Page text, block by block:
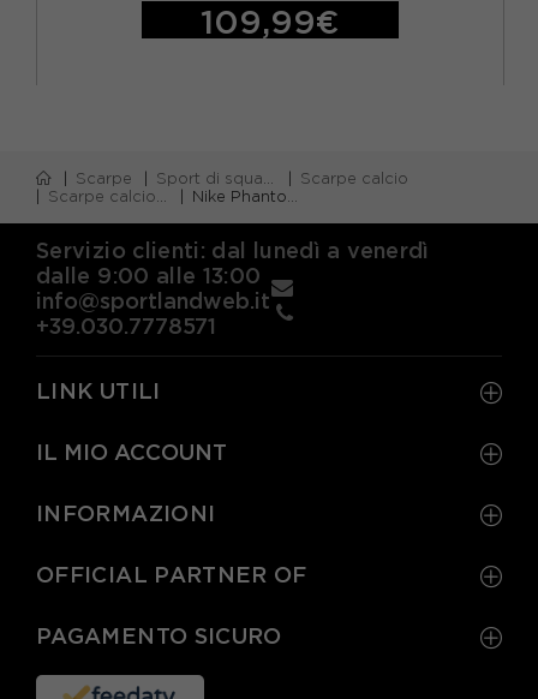
109,99€
Scarpe Sport di squadra
Scarpe calcio
Scarpe calcio firm ground (fg)
Nike Phantom 6 High Pro Fg Blu Rosa Bianco - Scarpe Da Calcio Uomo
Servizio clienti: dal lunedì a venerdì
dalle 9:00 alle 13:00
info@sportlandweb.it
+39.030.7778571
LINK UTILI
IL MIO ACCOUNT
INFORMAZIONI
OFFICIAL PARTNER OF
PAGAMENTO SICURO